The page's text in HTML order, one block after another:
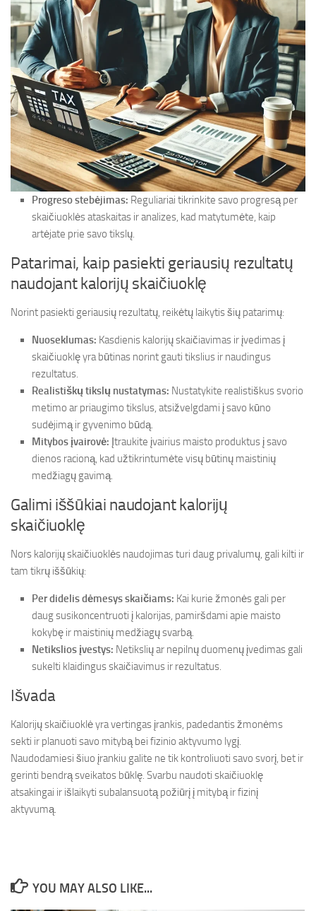
Progreso stebėjimas: Reguliariai tikrinkite savo progresą per
skaičiuoklės ataskaitas ir analizes, kad matytumėte, kaip
artėjate prie savo tikslų.
Patarimai, kaip pasiekti geriausių rezultatų
naudojant kalorijų skaičiuoklę
Norint pasiekti geriausių rezultatų, reikėtų laikytis šių patarimų:
Nuoseklumas: Kasdienis kalorijų skaičiavimas ir įvedimas į
skaičiuoklę yra būtinas norint gauti tikslius ir naudingus
rezultatus.
Realistiškų tikslų nustatymas: Nustatykite realistiškus svorio
metimo ar priaugimo tikslus, atsižvelgdami į savo kūno
sudėjimą ir gyvenimo būdą.
Mitybos įvairovė: Įtraukite įvairius maisto produktus į savo
dienos racioną, kad užtikrintumėte visų būtinų maistinių
medžiagų gavimą.
Galimi iššūkiai naudojant kalorijų
skaičiuoklę
Nors kalorijų skaičiuoklės naudojimas turi daug privalumų, gali kilti ir
tam tikrų iššūkių:
Per didelis dėmesys skaičiams: Kai kurie žmonės gali per
daug susikoncentruoti į kalorijas, pamiršdami apie maisto
kokybę ir maistinių medžiagų svarbą.
Netikslios įvestys: Netikslių ar nepilnų duomenų įvedimas gali
sukelti klaidingus skaičiavimus ir rezultatus.
Išvada
Kalorijų skaičiuoklė yra vertingas įrankis, padedantis žmonėms
sekti ir planuoti savo mitybą bei fizinio aktyvumo lygį.
Naudodamiesi šiuo įrankiu galite ne tik kontroliuoti savo svorį, bet ir
gerinti bendrą sveikatos būklę. Svarbu naudoti skaičiuoklę
atsakingai ir išlaikyti subalansuotą požiūrį į mitybą ir fizinį
aktyvumą.
YOU MAY ALSO LIKE...